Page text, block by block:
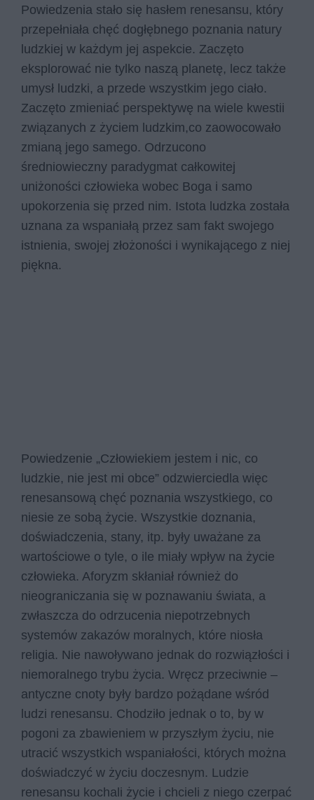
Powiedzenia stało się hasłem renesansu, który
przepełniała chęć dogłębnego poznania natury
ludzkiej w każdym jej aspekcie. Zaczęto
eksplorować nie tylko naszą planetę, lecz także
umysł ludzki, a przede wszystkim jego ciało.
Zaczęto zmieniać perspektywę na wiele kwestii
związanych z życiem ludzkim,co zaowocowało
zmianą jego samego. Odrzucono
średniowieczny paradygmat całkowitej
uniżoności człowieka wobec Boga i samo
upokorzenia się przed nim. Istota ludzka została
uznana za wspaniałą przez sam fakt swojego
istnienia, swojej złożoności i wynikającego z niej
piękna.
Powiedzenie „Człowiekiem jestem i nic, co
ludzkie, nie jest mi obce” odzwierciedla więc
renesansową chęć poznania wszystkiego, co
niesie ze sobą życie. Wszystkie doznania,
doświadczenia, stany, itp. były uważane za
wartościowe o tyle, o ile miały wpływ na życie
człowieka. Aforyzm skłaniał również do
nieograniczania się w poznawaniu świata, a
zwłaszcza do odrzucenia niepotrzebnych
systemów zakazów moralnych, które niosła
religia. Nie nawoływano jednak do rozwiązłości i
niemoralnego trybu życia. Wręcz przeciwnie –
antyczne cnoty były bardzo pożądane wśród
ludzi renesansu. Chodziło jednak o to, by w
pogoni za zbawieniem w przyszłym życiu, nie
utracić wszystkich wspaniałości, których można
doświadczyć w życiu doczesnym. Ludzie
renesansu kochali życie i chcieli z niego czerpać